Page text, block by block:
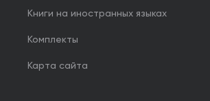
Книги на иностранных языках
Комплекты
Карта сайта